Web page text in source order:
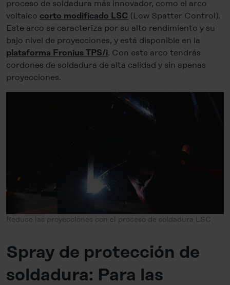
proceso de soldadura más innovador, como el arco
voltaico corto modificado LSC (Low Spatter Control).
Este arco se caracteriza por su alto rendimiento y su
bajo nivel de proyecciones, y está disponible en la
plataforma Fronius TPS/i. Con este arco tendrás
cordones de soldadura de alta calidad y sin apenas
proyecciones.
Reduce las proyecciones con el proceso de soldadura LSC
Spray de protección de
soldadura: Para las